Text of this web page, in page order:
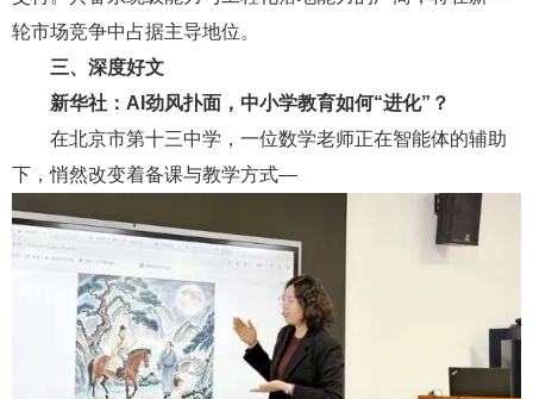
轮市场竞争中占据主导地位。
三、深度好文
新华社：AI劲风扑面，中小学教育如何“进化”？
在北京市第十三中学，一位数学老师正在智能体的辅助
下，悄然改变着备课与教学方式—